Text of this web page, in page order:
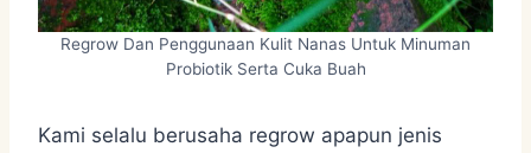
Regrow Dan Penggunaan Kulit Nanas Untuk Minuman
Probiotik Serta Cuka Buah
Kami selalu berusaha regrow apapun jenis